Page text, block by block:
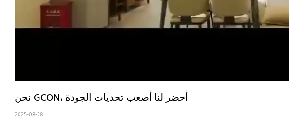
نحن GCON، أحضر لنا أصعب تحديات الجودة
2025-08-28